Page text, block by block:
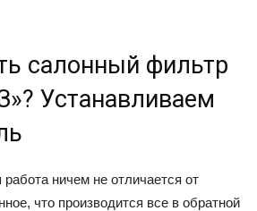
салонный фильтр
Устанавливаем
ничем не отличается от
что производится все в обратной